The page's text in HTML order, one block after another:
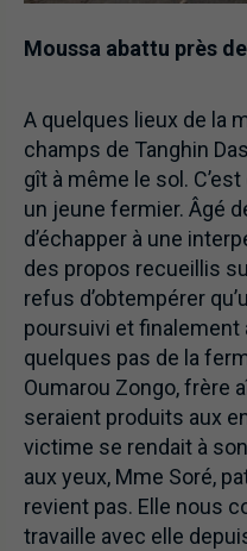
Moussa abattu près
A quelques lieux de la
champs de Tanghin
gît à même le sol.
un jeune fermier. Âgé
d’échapper à une
des propos recueillis
refus d’obtempérer
poursuivi et finalement
quelques pas de la
Oumarou Zongo, frère
seraient produits aux
victime se rendait à
aux yeux, Mme Soré,
revient pas. Elle nous
travaille avec elle